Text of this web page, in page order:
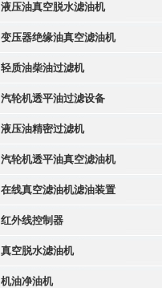
液压油真空脱水滤油机
变压器绝缘油真空滤油机
轻质油柴油过滤机
汽轮机透平油过滤设备
液压油精密过滤机
汽轮机透平油真空滤油机
在线真空滤油机滤油装置
红外线控制器
真空脱水滤油机
机油净油机